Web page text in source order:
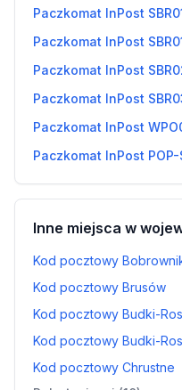
Paczkomat InPost
Paczkomat InPost
Paczkomat InPost
Paczkomat InPost
Paczkomat InPost
Paczkomat InPost POP-
Inne miejsca w
Kod pocztowy
Kod pocztowy Brusów
Kod pocztowy Budki-
Kod pocztowy Budki-
Kod pocztowy Chrustne